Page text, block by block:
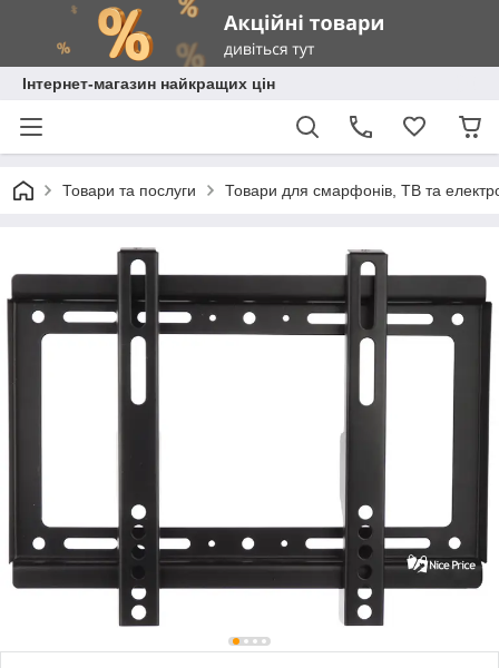
Інтернет-магазин найкращих цін
Товари та послуги Товари для смарфонів, ТВ та